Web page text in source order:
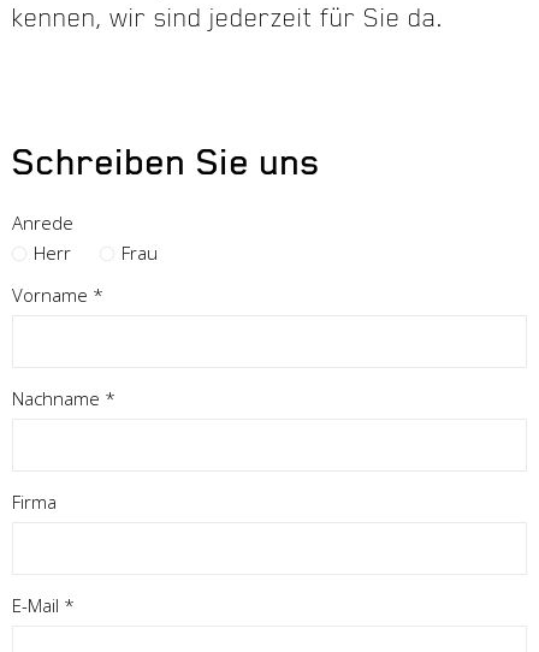
kennen, wir sind jederzeit für Sie da.
Schreiben Sie uns
Anrede
Herr
Frau
Pflichtfeld
Vorname *
Pflichtfeld
Nachname *
Firma
Pflichtfeld
E-Mail *